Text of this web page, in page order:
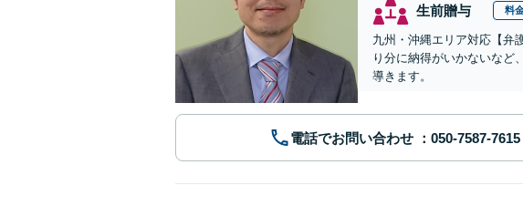
生前贈与 料
九州・沖縄エリア対応【弁
り分に納得がいかないなど
導きます。
電話でお問い合わせ